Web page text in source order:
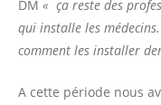
DM « ça reste des
qui installe les
comment les installer
A cette période nous